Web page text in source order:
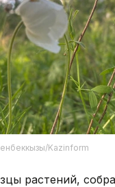
Kazinform
растений,